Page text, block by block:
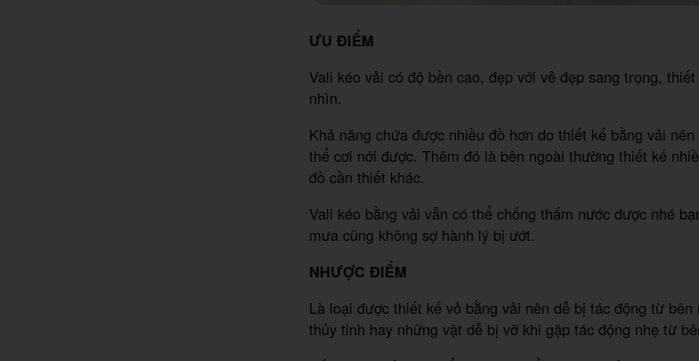
ƯU ĐIỂM
Vali kéo vải có độ bền cao, đẹp với vẻ đẹp sang trọng,
nhìn.
Khả năng chứa được nhiều đồ hơn do thiết kế bằng vải
thể cơi nới được. Thêm đó là bên ngoài thường thiết kế
đồ cần thiết khác.
Vali kéo bằng vải vẫn có thể chống thấm nước được nhé
mưa cũng không sợ hành lý bị ướt.
NHƯỢC ​​​​​ĐIỂM
Là loại được thiết kế vỏ bằng vải nên dễ bị tác động từ
thủy tinh hay những vật dễ bị vỡ khi gặp tác động nhẹ từ